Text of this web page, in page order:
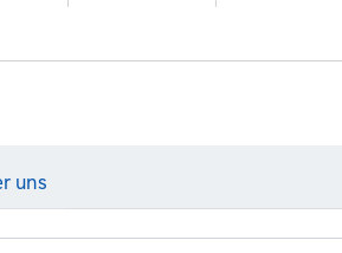
uns